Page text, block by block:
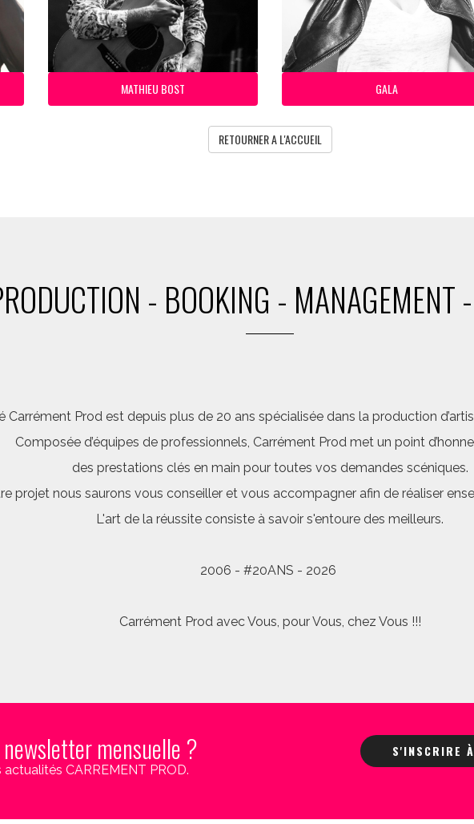
MATHIEU BOST GALA
RETOURNER A L'ACCUEIL
- BOOKING - MANAGEMENT
Carrément Prod est depuis plus de 20 ans spécialisée dans la production
Composée d’équipes de professionnels, Carrément Prod met un point
des prestations clés en main pour toutes vos demandes scéniques.
projet nous saurons vous conseiller et vous accompagner afin de réaliser
L'art de la réussite consiste à savoir s'entoure des meilleurs.
2006 - #20ANS - 2026
Carrément Prod avec Vous, pour Vous, chez Vous !!!
mensuelle ?
CARREMENT PROD.
S'INSCRIRE